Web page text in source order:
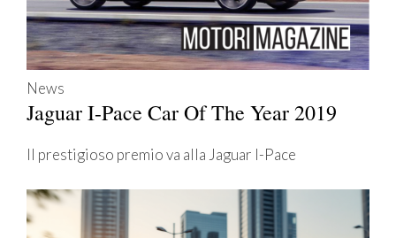
News
Jaguar I-Pace Car Of The Year 2019
Il prestigioso premio va alla Jaguar I-Pace